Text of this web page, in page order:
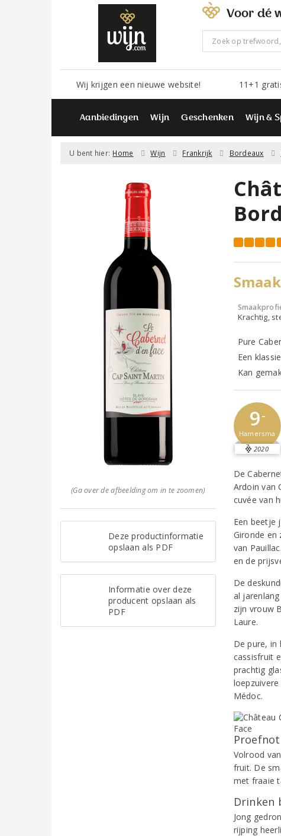
Voor dé
Wij krijgen een nieuwe website! 11+1
Aanbiedingen Wijn Geschenken Wijn &
U bent hier: Home Wijn Frankrijk Bordeaux
(Ga over de afbeelding om in te zoomen)
Deze productinformatie
opslaan als PDF
Informatie over deze
producent opslaan als
PDF
Krachtig,
Pure
Een
Kan
9-
Hamersma
2020
De
Ardoin van
cuvée van
Een beetje
Gironde en
van
en de
De
al
zijn vrouw
Laure.
De pure,
cassisfruit
prachtig
Médoc.
Volrood
fruit. De
met fraaie
Drinken
Jong
rijping